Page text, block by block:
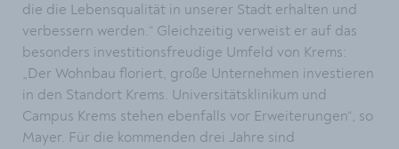
die die Lebensqualität in unserer Stadt erhalten und
verbessern werden.“ Gleichzeitig verweist er auf das
besonders investitionsfreudige Umfeld von Krems:
„Der Wohnbau floriert, große Unternehmen investieren
in den Standort Krems. Universitätsklinikum und
Campus Krems stehen ebenfalls vor Erweiterungen“, so
Mayer. Für die kommenden drei Jahre sind